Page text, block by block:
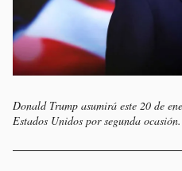
Donald Trump asumirá este 20 de
Estados Unidos por segunda